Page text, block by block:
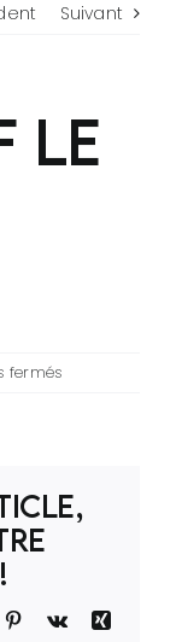
Suivant
Le
fermés
enchanté
Pinterest
Vk
Xing